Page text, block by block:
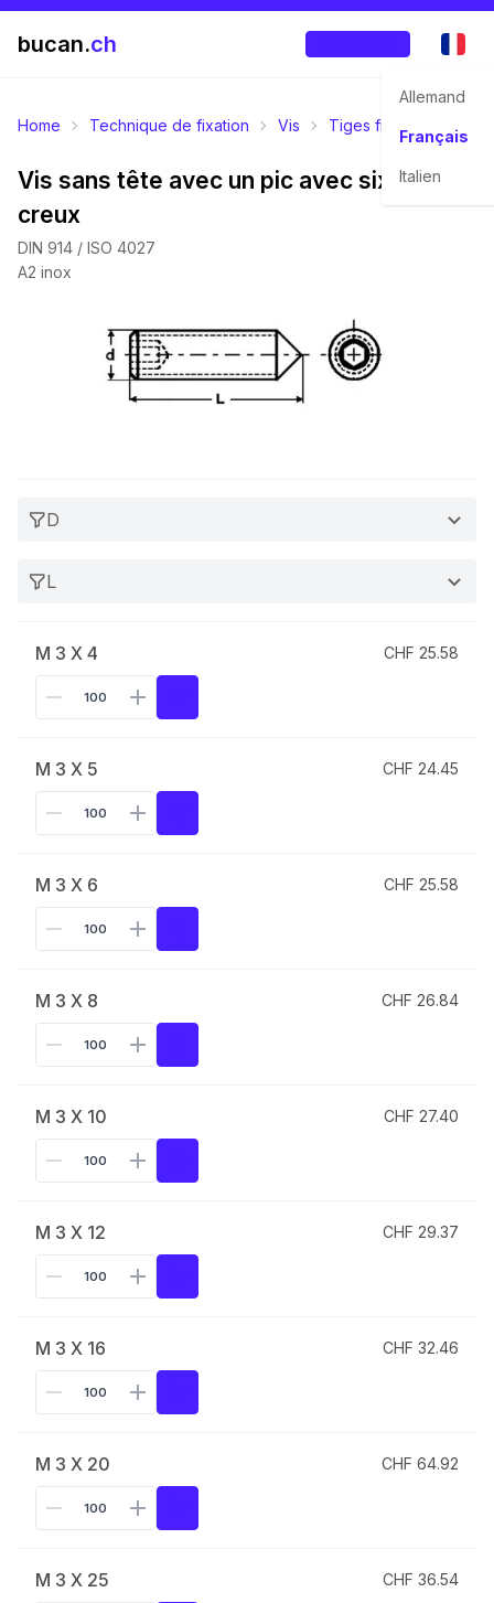
bucan.ch
Allemand
Français
Italien
Home Technique de fixation Vis Tiges filetées
Vis sans tête avec un pic avec six pans
creux
DIN 914 / ISO 4027
A2 inox
D
L
M 3 X 4 CHF 25.58
M 3 X 5 CHF 24.45
M 3 X 6 CHF 25.58
M 3 X 8 CHF 26.84
M 3 X 10 CHF 27.40
M 3 X 12 CHF 29.37
M 3 X 16 CHF 32.46
M 3 X 20 CHF 64.92
M 3 X 25 CHF 36.54